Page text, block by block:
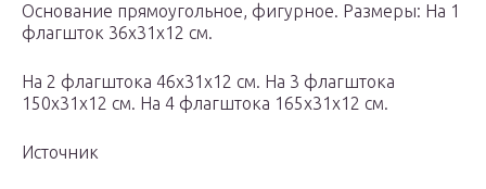
Основание прямоугольное, фигурное. Размеры: На 1
флагшток 36х31х12 см.
На 2 флагштока 46х31х12 см. На 3 флагштока
150х31х12 см. На 4 флагштока 165х31х12 см.
Источник